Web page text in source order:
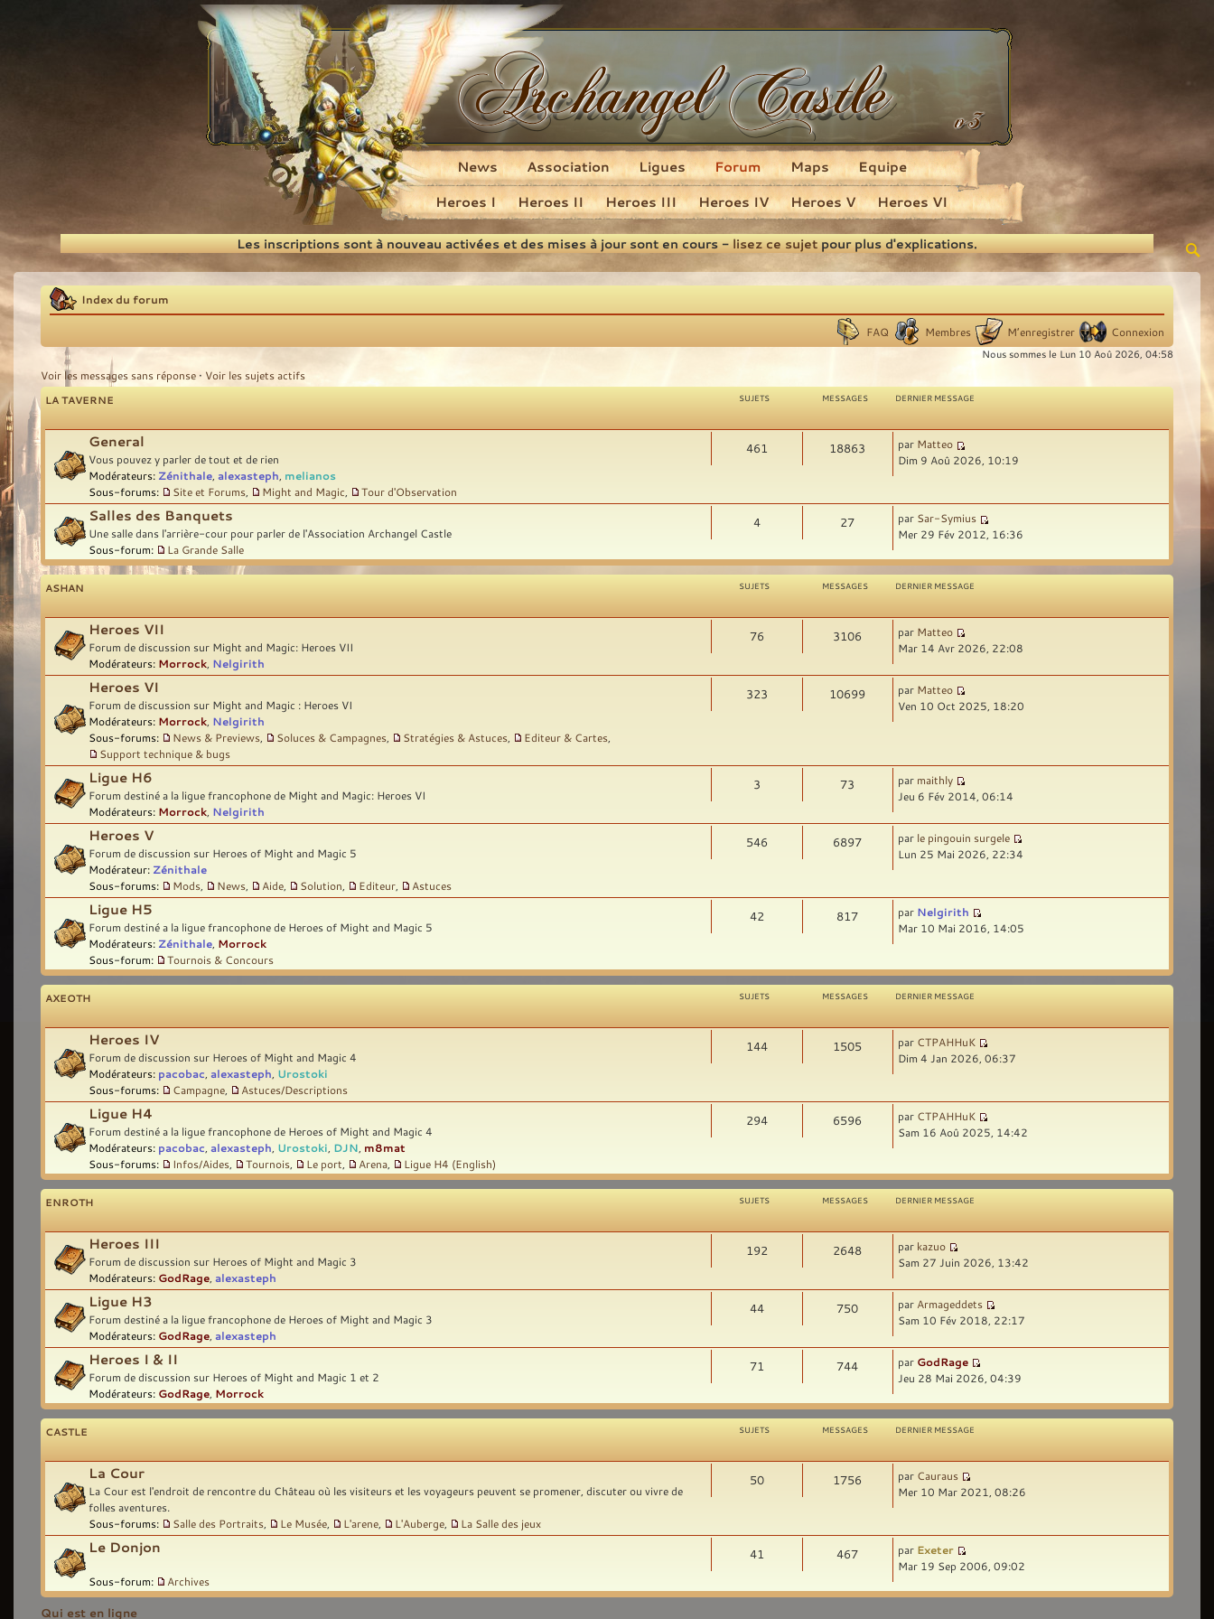
Recherche
Heroes I Heroes II Heroes III Heroes IV Heroes V Heroes VI
News Association Ligues Forum Maps Equipe
Les inscriptions sont à nouveau activées et des mises à jour sont en cours -lisez ce sujetpour plus d'explications.
Index du forum
FAQ Membres M’enregistrer Connexion
Nous sommes le Lun 10 Aoû 2026, 04:58
Voir les messages sans réponse • Voir les sujets actifs
LA TAVERNE SUJETS MESSAGES DERNIER MESSAGE
General
Vous pouvez y parler de tout et de rien
Modérateurs: Zénithale alexasteph melianos
Sous-forums:
Site et Forums Might and Magic Tour d'Observation
461 18863 par Matteo
Dim 9 Aoû 2026, 10:19
Salles des Banquets
Une salle dans l'arrière-cour pour parler de l'Association Archangel Castle
Sous-forum:
La Grande Salle
4 27 par Sar-Symius
Mer 29 Fév 2012, 16:36
ASHAN SUJETS MESSAGES DERNIER MESSAGE
Heroes VII
Forum de discussion sur Might and Magic: Heroes VII
Modérateurs: Morrock Nelgirith
76 3106 par Matteo
Mar 14 Avr 2026, 22:08
Heroes VI
Forum de discussion sur Might and Magic : Heroes VI
Modérateurs: Morrock Nelgirith
Sous-forums:
News & Previews Soluces & Campagnes Stratégies & Astuces Editeur & Cartes
Support technique & bugs
323 10699 par Matteo
Ven 10 Oct 2025, 18:20
Ligue H6
Forum destiné a la ligue francophone de Might and Magic: Heroes VI
Modérateurs: Morrock Nelgirith
3 73 par maithly
Jeu 6 Fév 2014, 06:14
Heroes V
Forum de discussion sur Heroes of Might and Magic 5
Modérateur: Zénithale
Sous-forums:
Mods News Aide Solution Editeur Astuces
546 6897 par le pingouin surgele
Lun 25 Mai 2026, 22:34
Ligue H5
Forum destiné a la ligue francophone de Heroes of Might and Magic 5
Modérateurs: Zénithale Morrock
Sous-forum:
Tournois & Concours
42 817 par Nelgirith
Mar 10 Mai 2016, 14:05
AXEOTH SUJETS MESSAGES DERNIER MESSAGE
Heroes IV
Forum de discussion sur Heroes of Might and Magic 4
Modérateurs: pacobac alexasteph Urostoki
Sous-forums:
Campagne Astuces/Descriptions
144 1505 par CTPAHHuK
Dim 4 Jan 2026, 06:37
Ligue H4
Forum destiné a la ligue francophone de Heroes of Might and Magic 4
Modérateurs: pacobac alexasteph Urostoki DJN m8mat
Sous-forums:
Infos/Aides Tournois Le port Arena Ligue H4 (English)
294 6596 par CTPAHHuK
Sam 16 Aoû 2025, 14:42
ENROTH SUJETS MESSAGES DERNIER MESSAGE
Heroes III
Forum de discussion sur Heroes of Might and Magic 3
Modérateurs: GodRage alexasteph
192 2648 par kazuo
Sam 27 Juin 2026, 13:42
Ligue H3
Forum destiné a la ligue francophone de Heroes of Might and Magic 3
Modérateurs: GodRage alexasteph
44 750 par Armageddets
Sam 10 Fév 2018, 22:17
Heroes I & II
Forum de discussion sur Heroes of Might and Magic 1 et 2
Modérateurs: GodRage Morrock
71 744 par GodRage
Jeu 28 Mai 2026, 04:39
CASTLE SUJETS MESSAGES DERNIER MESSAGE
La Cour
La Cour est l'endroit de rencontre du Château où les visiteurs et les voyageurs peuvent se promener, discuter ou vivre de
folles aventures.
Sous-forums:
Salle des Portraits Le Musée L'arene L'Auberge La Salle des jeux
50 1756 par Cauraus
Mer 10 Mar 2021, 08:26
Le Donjon
Sous-forum: Archives
41 467 par Exeter
Mar 19 Sep 2006, 09:02
Qui est en ligne